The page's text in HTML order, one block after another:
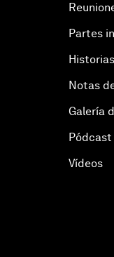
Partes
Notas
Galería
Pódcast
Vídeos